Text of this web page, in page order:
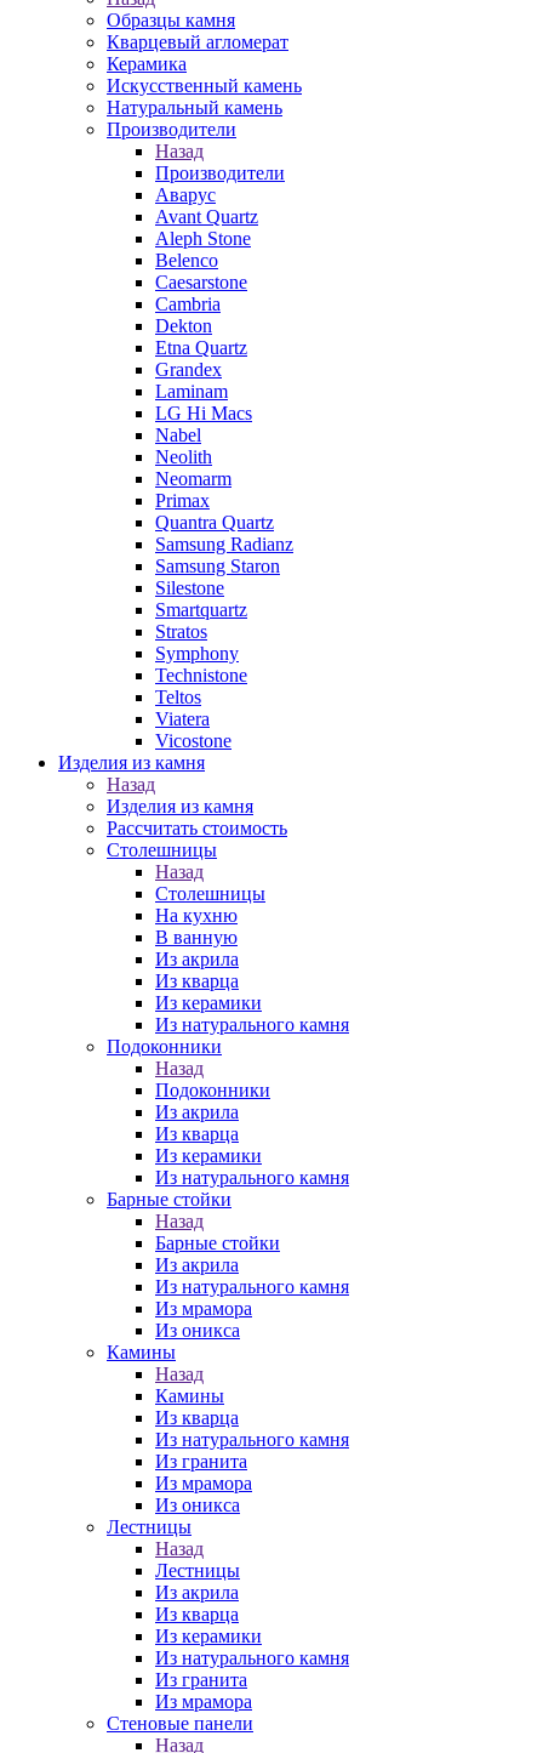
Образцы камня
Кварцевый агломерат
Керамика
Искусственный камень
Натуральный камень
Производители
Назад
Производители
Аварус
Avant Quartz
Aleph Stone
Belenco
Caesarstone
Cambria
Dekton
Etna Quartz
Grandex
Laminam
LG Hi Macs
Nabel
Neolith
Neomarm
Primax
Quantra Quartz
Samsung Radianz
Samsung Staron
Silestone
Smartquartz
Stratos
Symphony
Technistone
Teltos
Viatera
Vicostone
Изделия из камня
Назад
Изделия из камня
Рассчитать стоимость
Столешницы
Назад
Столешницы
На кухню
В ванную
Из акрила
Из кварца
Из керамики
Из натурального камня
Подоконники
Назад
Подоконники
Из акрила
Из кварца
Из керамики
Из натурального камня
Барные стойки
Назад
Барные стойки
Из акрила
Из натурального камня
Из мрамора
Из оникса
Камины
Назад
Камины
Из кварца
Из натурального камня
Из гранита
Из мрамора
Из оникса
Лестницы
Назад
Лестницы
Из акрила
Из кварца
Из керамики
Из натурального камня
Из гранита
Из мрамора
Стеновые панели
Назад